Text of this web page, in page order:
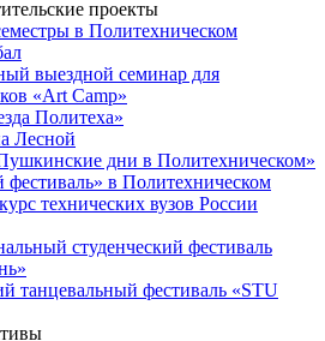
проекты
в Политехническом
выездной семинар для
«Art Camp»
Политеха»
Лесной
дни в Политехническом»
фестиваль» в Политехническом
технических вузов России
студенческий фестиваль
танцевальный фестиваль «STU